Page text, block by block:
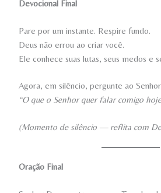
Devocional Final
Pare por um instante. Respire fundo.
Deus não errou ao criar você.
Ele conhece suas lutas, seus medos e
Agora, em silêncio, pergunte ao
“O que o Senhor quer falar comigo
(Momento de silêncio — reflita com
Oração Final